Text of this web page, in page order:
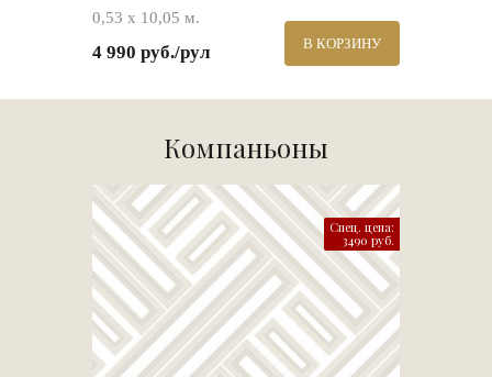
0,53 х 10,05 м.
4 990 руб./рул В КОРЗИНУ
Компаньоны
Спец. цена:
3490 руб.